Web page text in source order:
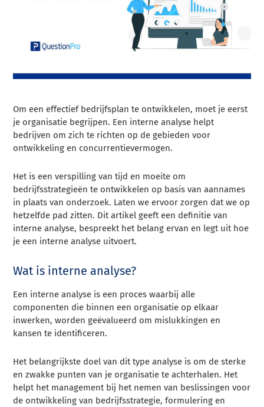
Om een effectief bedrijfsplan te ontwikkelen, moet je eerst
je organisatie begrijpen. Een interne analyse helpt
bedrijven om zich te richten op de gebieden voor
ontwikkeling en concurrentievermogen.
Het is een verspilling van tijd en moeite om
bedrijfsstrategieën te ontwikkelen op basis van aannames
in plaats van onderzoek. Laten we ervoor zorgen dat we op
hetzelfde pad zitten. Dit artikel geeft een definitie van
interne analyse, bespreekt het belang ervan en legt uit hoe
je een interne analyse uitvoert.
Wat is interne analyse?
Een interne analyse is een proces waarbij alle
componenten die binnen een organisatie op elkaar
inwerken, worden geëvalueerd om mislukkingen en
kansen te identificeren.
Het belangrijkste doel van dit type analyse is om de sterke
en zwakke punten van je organisatie te achterhalen. Het
helpt het management bij het nemen van beslissingen voor
de ontwikkeling van bedrijfsstrategie, formulering en